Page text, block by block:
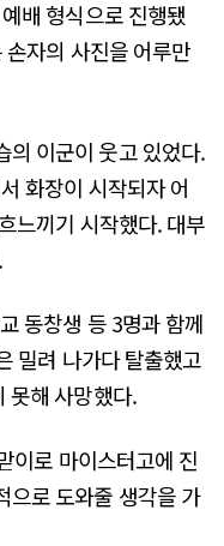
배 형식으로 진행됐
자의 사진을 어루만
의 이군이 웃고 있었다.
화장이 시작되자 어
느끼기 시작했다. 대부
동창생 등 3명과 함께
밀려 나가다 탈출했고
못해 사망했다.
이로 마이스터고에 진
으로 도와줄 생각을 가